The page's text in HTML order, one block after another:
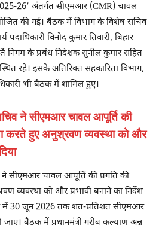
26’ अंतर्गत सीएमआर (CMR) चावल
की गई। बैठक में विभाग के विशेष सचिव
पदाधिकारी विनोद कुमार तिवारी, बिहार
निगम के प्रबंध निदेशक सुनील कुमार सहित
रहे। इसके अतिरिक्त सहकारिता विभाग,
भी बैठक में शामिल हुए।
ने सीएमआर चावल आपूर्ति की
करते हुए अनुश्रवण व्यवस्था को और
सीएमआर चावल आपूर्ति की प्रगति की
व्यवस्था को और प्रभावी बनाने का निर्देश
में 30 जून 2026 तक शत-प्रतिशत सीएमआर
बैठक में प्रधानमंत्री गरीब कल्याण अन्न